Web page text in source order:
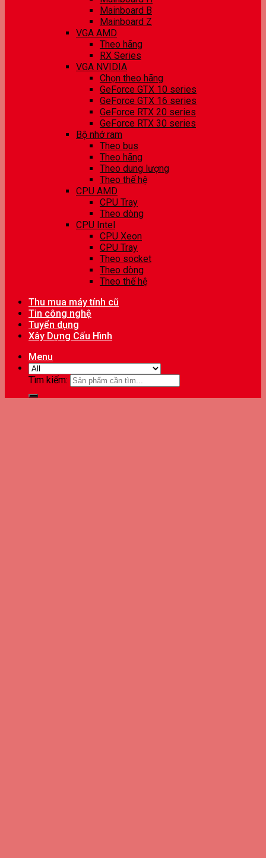
Mainboard B
Mainboard Z
VGA AMD
Theo hãng
RX Series
VGA NVIDIA
Chọn theo hãng
GeForce GTX 10 series
GeForce GTX 16 series
GeForce RTX 20 series
GeForce RTX 30 series
Bộ nhớ ram
Theo bus
Theo hãng
Theo dung lượng
Theo thế hệ
CPU AMD
CPU Tray
Theo dòng
CPU Intel
CPU Xeon
CPU Tray
Theo socket
Theo dòng
Theo thế hệ
Thu mua máy tính cũ
Tin công nghệ
Tuyển dụng
Xây Dựng Cấu Hình
Menu
Tìm kiếm: